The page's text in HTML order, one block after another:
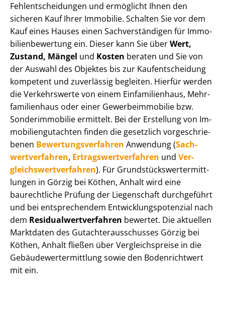
Fehl­ent­schei­dun­gen und ermöglicht Ihnen den
sicheren Kauf Ihrer Immobilie. Schalten Sie vor dem
Kauf eines Hauses einen Sach­ver­stän­di­gen für Im­mo­
bi­li­en­be­wer­tung ein. Dieser kann Sie überWert,
Zustand, Mängel und Kosten beraten und Sie von
der Auswahl des Objektes bis zur Kauf­ent­schei­dung
kompetent und zuverlässig begleiten. Hierfür werden
die Verkehrswerte von einem Einfamilienhaus, Mehr­
fa­mi­li­en­haus oder einer Ge­wer­be­im­mo­bi­lie bzw.
Sonderimmobilie ermittelt. Bei der Erstellung von Im­
mo­bi­li­en­gut­ach­ten finden die gesetzlich vor­ge­schrie­
be­nen Be­wer­tungs­ver­fah­ren Anwendung (Sach­
wert­ver­fah­ren, Er­trags­wert­ver­fah­ren und Ver­
gleichs­wert­ver­fah­ren). Für Grund­stücks­wert­ermitt­
lun­gen in Görzig bei Köthen, Anhalt wird eine
baurechtliche Prüfung der Liegenschaft durchgeführt
und bei entsprechendem Ent­wick­lungs­po­ten­zi­al nach
dem Re­si­du­al­wert­ver­fah­ren bewertet. Die aktuellen
Marktdaten des Gut­ach­ter­aus­schus­ses Görzig bei
Köthen, Anhalt fließen über Ver­gleichs­prei­se in die
Ge­bäu­de­wert­ermitt­lung sowie den Bodenrichtwert
mit ein.